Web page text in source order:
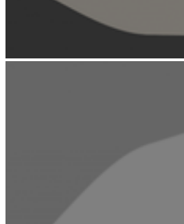
Go to slide 8
Diese Art der Darstellung (zeitabhängig